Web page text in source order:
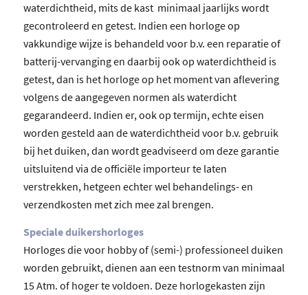
waterdichtheid, mits de kast minimaal jaarlijks wordt
gecontroleerd en getest. Indien een horloge op
vakkundige wijze is behandeld voor b.v. een reparatie of
batterij-vervanging en daarbij ook op waterdichtheid is
getest, dan is het horloge op het moment van aflevering
volgens de aangegeven normen als waterdicht
gegarandeerd. Indien er, ook op termijn, echte eisen
worden gesteld aan de waterdichtheid voor b.v. gebruik
bij het duiken, dan wordt geadviseerd om deze garantie
uitsluitend via de officiële importeur te laten
verstrekken, hetgeen echter wel behandelings- en
verzendkosten met zich mee zal brengen.
Speciale duikershorloges
Horloges die voor hobby of (semi-) professioneel duiken
worden gebruikt, dienen aan een testnorm van minimaal
15 Atm. of hoger te voldoen. Deze horlogekasten zijn